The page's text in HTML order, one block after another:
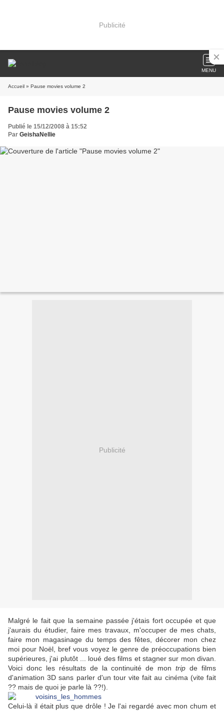
Publicité
MENU
Accueil » Pause movies volume 2
Pause movies volume 2
Publié le 15/12/2008 à 15:52
Par GeishaNellie
Publicité
Malgré le fait que la semaine passée j'étais fort occupée et que
j'aurais du étudier, faire mes travaux, m'occuper de mes chats,
faire mon magasinage du temps des fêtes, décorer mon chez
moi pour Noël, bref vous voyez le genre de préoccupations bien
supérieures, j'ai plutôt ... loué des films et stagner sur mon divan.
Voici donc les résultats de la continuité de montripde films
d'animation 3D sans parler d'un tour vite fait au cinéma (vite fait
?? mais de quoi je parle là ??!).
Celui-là il était plus que drôle ! Je l'ai regardé avec mon chum et